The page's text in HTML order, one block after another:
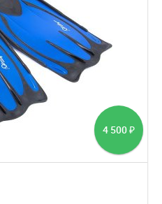
4 500 ₽